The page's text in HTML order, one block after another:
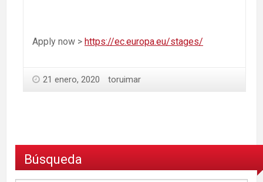
Apply now > https://ec.europa.eu/stages/
21 enero, 2020 toruimar
Búsqueda